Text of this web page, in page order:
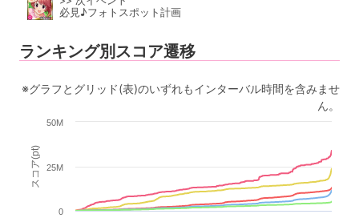
必見♪フォトスポット計画
ランキング別スコア遷移
※グラフとグリッド(表)のいずれもインターバル時間を含みませ
ん。
スコア(pt)
0
25M
50M